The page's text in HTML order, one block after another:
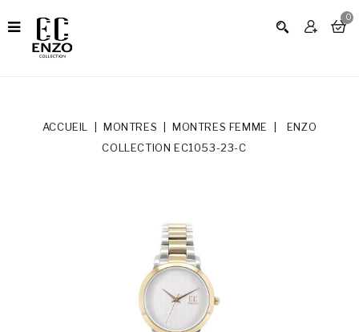
0
ACCUEIL MONTRES MONTRES FEMME
ENZO
COLLECTION EC1053-23-C